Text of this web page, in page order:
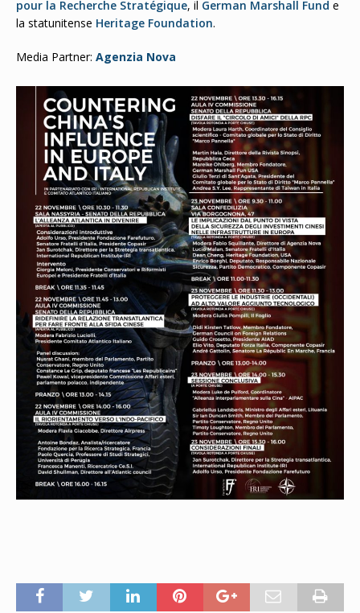
pour la Recherche Stratégique, il German Marshall Fund e
la statunitense Heritage Foundation.
Media Partner: Agenzia Nova